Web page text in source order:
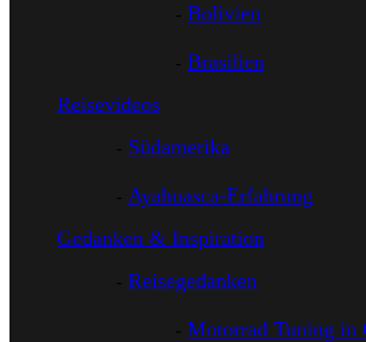
Bolivien
Brasilien
Reisevideos
Südamerika
Ayahuasca-Erfahrung
Gedanken & Inspiration
Reisegedanken
Motorrad Tuning in